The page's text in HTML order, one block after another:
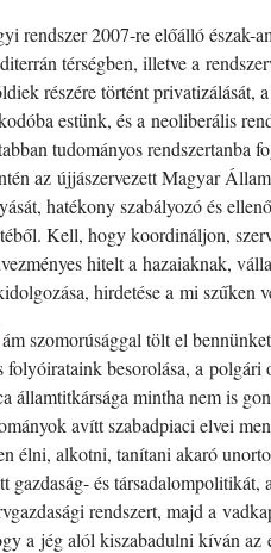
rendszer 2007-re előálló észak-
térségben, illetve a
részére történt privatizálását,
estünk, és a neoliberális
tudományos rendszertanba
az újjászervezett Magyar
hatékony szabályozó és
Kell, hogy koordináljon,
hitelt a hazaiaknak,
hirdetése a mi szűken
ám szomorúsággal tölt el
folyóirataink besorolása, a
államtitkársága mintha nem is
avítt szabadpiaci elvei
élni, alkotni, tanítani akaró
gazdaság- és
rendszert, majd a
a jég alól kiszabadulni kíván az